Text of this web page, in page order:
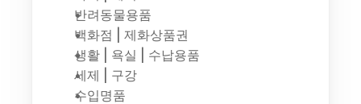
반려동물용품
백화점 | 제화상품권
생활 | 욕실 | 수납용품
세제 | 구강
수입명품